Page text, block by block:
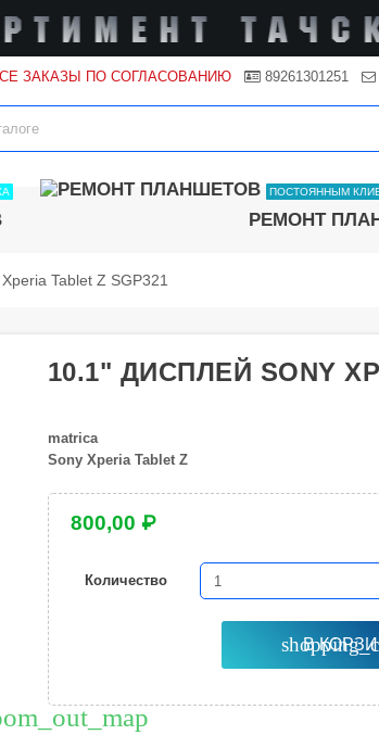
ЗАКАЗЫ ПО СОГЛАСОВАНИЮ 89261301251
РЕМОНТ
ПОСТОЯННЫМ
Tablet Z SGP321
10.1" ДИСПЛЕЙ SONY
matrica
Sony Xperia Tablet Z
800,00 ₽
Количество
В